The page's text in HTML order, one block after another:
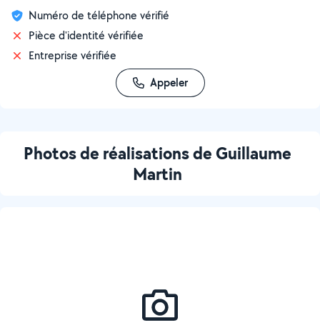
Numéro de téléphone vérifié
Pièce d'identité vérifiée
Entreprise vérifiée
Appeler
Photos de réalisations de Guillaume
Martin